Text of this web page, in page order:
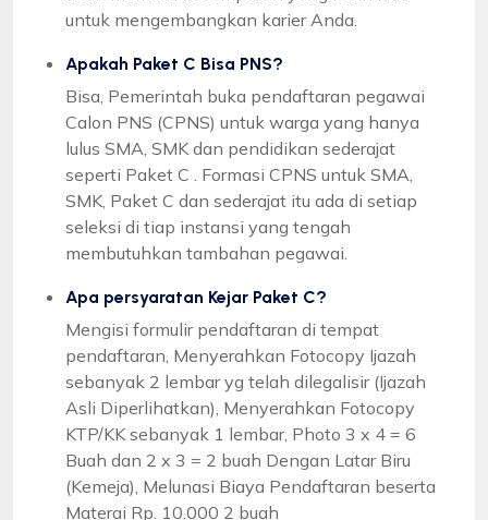
untuk mengembangkan karier Anda.
Apakah Paket C Bisa PNS?
Bisa, Pemerintah buka pendaftaran pegawai
Calon PNS (CPNS) untuk warga yang hanya
lulus SMA, SMK dan pendidikan sederajat
seperti Paket C . Formasi CPNS untuk SMA,
SMK, Paket C dan sederajat itu ada di setiap
seleksi di tiap instansi yang tengah
membutuhkan tambahan pegawai.
Apa persyaratan Kejar Paket C?
Mengisi formulir pendaftaran di tempat
pendaftaran, Menyerahkan Fotocopy Ijazah
sebanyak 2 lembar yg telah dilegalisir (Ijazah
Asli Diperlihatkan), Menyerahkan Fotocopy
KTP/KK sebanyak 1 lembar, Photo 3 x 4 = 6
Buah dan 2 x 3 = 2 buah Dengan Latar Biru
(Kemeja), Melunasi Biaya Pendaftaran beserta
Materai Rp. 10.000 2 buah